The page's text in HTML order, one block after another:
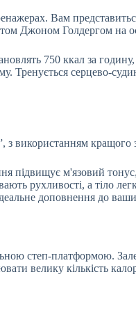
Вам
Джоном Голдергом на
750 ккал за
Тренується серцево-
використанням
підвищує м'язовий
рухливості, а тіло
доповнення до
степ-платформою.
велику кількість